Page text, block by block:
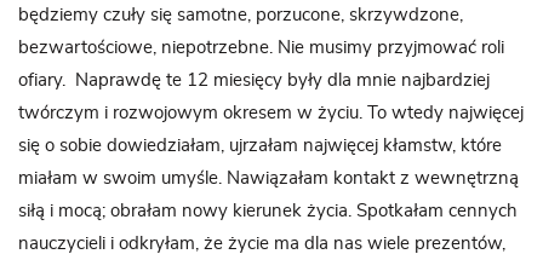
będziemy czuły się samotne, porzucone, skrzywdzone,
bezwartościowe, niepotrzebne. Nie musimy przyjmować roli
ofiary. Naprawdę te 12 miesięcy były dla mnie najbardziej
twórczym i rozwojowym okresem w życiu. To wtedy najwięcej
się o sobie dowiedziałam, ujrzałam najwięcej kłamstw, które
miałam w swoim umyśle. Nawiązałam kontakt z wewnętrzną
siłą i mocą; obrałam nowy kierunek życia. Spotkałam cennych
nauczycieli i odkryłam, że życie ma dla nas wiele prezentów,